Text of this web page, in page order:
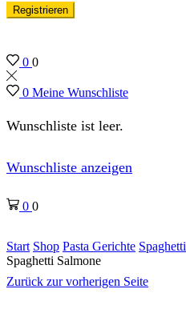
Registrieren
0 0
0 Meine Wunschliste
Wunschliste ist leer.
Wunschliste anzeigen
0 0
Start Shop Pasta Gerichte Spaghetti
Spaghetti Salmone
Zurück zur vorherigen Seite